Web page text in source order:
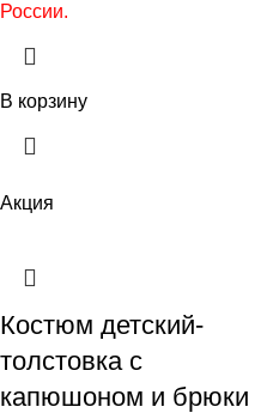
России.
В корзину
Акция
Костюм детский-
толстовка с
капюшоном и брюки